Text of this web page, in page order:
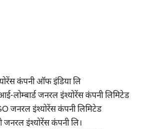
कंपनी ऑफ इंडिया लि
लोम्बार्ड जनरल इंश्योरेंस कंपनी लिमिटेड
जनरल इंश्योरेंस कंपनी लिमिटेड
जनरल इंश्योरेंस कंपनी लि।